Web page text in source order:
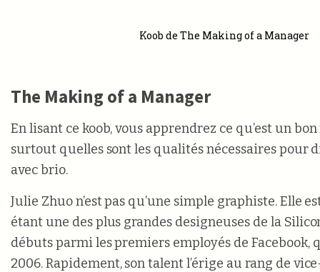
Koob de The Making of a Manager
The Making of a Manager
En lisant ce koob, vous apprendrez ce qu’est un
surtout quelles sont les qualités nécessaires pour
avec brio.
Julie Zhuo n’est pas qu’une simple graphiste. Elle
étant une des plus grandes designeuses de la
débuts parmi les premiers employés de Facebook,
2006. Rapidement, son talent l’érige au rang de